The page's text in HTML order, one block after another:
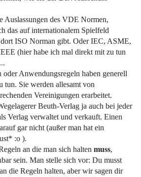
Auslassungen des VDE Normen,
das auf internationalem Spielfeld
dort ISO Norman gibt. Oder IEC, ASME,
(hier habe ich mal direkt mit zu tun
Anwendungsregeln haben generell
tun. Sie werden allesamt von
Vereinigungen erarbeitet.
Beuth-Verlag ja auch bei jeder
Verlag verwaltet und verkauft. Einen
gar nicht (außer man hat ein
:o ).
an die man sich halten muss,
sein. Man stelle sich vor: Du musst
die Regeln halten, aber wir sagen dir